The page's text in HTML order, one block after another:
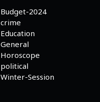
Budget-2024
crime
Education
General
Horoscope
political
Winter-Session